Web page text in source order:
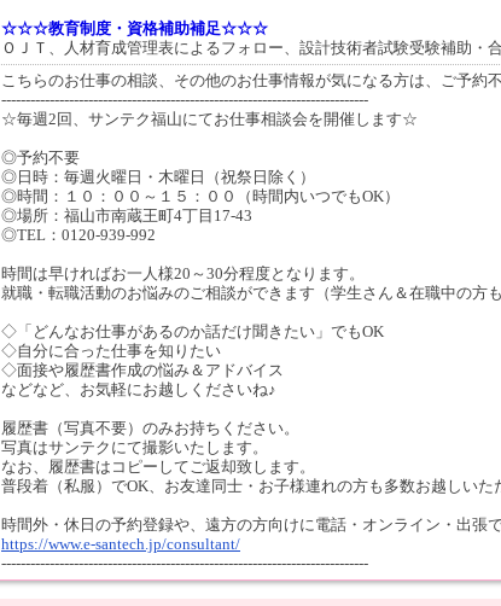
☆☆☆教育制度・資格補助補足☆☆☆
ＯＪＴ、人材育成管理表によるフォロー、設計技術者試験受験補助・
こちらのお仕事の相談、その他のお仕事情報が気になる方は、ご予約
----------------------------------------------------------------------------
☆毎週2回、サンテク福山にてお仕事相談会を開催します☆
◎予約不要
◎日時：毎週火曜日・木曜日（祝祭日除く）
◎時間：１０：００～１５：００（時間内いつでもOK）
◎場所：福山市南蔵王町4丁目17-43
◎TEL：0120-939-992
時間は早ければお一人様20～30分程度となります。
就職・転職活動のお悩みのご相談ができます（学生さん＆在職中の方も
◇「どんなお仕事があるのか話だけ聞きたい」でもOK
◇自分に合った仕事を知りたい
◇面接や履歴書作成の悩み＆アドバイス
などなど、お気軽にお越しくださいね♪
履歴書（写真不要）のみお持ちください。
写真はサンテクにて撮影いたします。
なお、履歴書はコピーしてご返却致します。
普段着（私服）でOK、お友達同士・お子様連れの方も多数お越しいた
時間外・休日の予約登録や、遠方の方向けに電話・オンライン・出張
https://www.e-santech.jp/consultant/
----------------------------------------------------------------------------